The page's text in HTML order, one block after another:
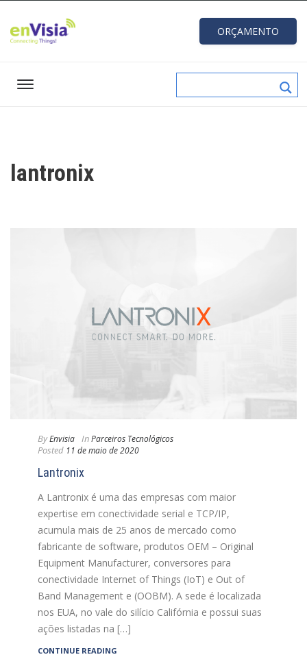
ORÇAMENTO
lantronix
ByEnvisia InParceiros Tecnológicos
Posted 11 de maio de 2020
Lantronix
A Lantronix é uma das empresas com maior
expertise em conectividade serial e TCP/IP,
acumula mais de 25 anos de mercado como
fabricante de software, produtos OEM – Original
Equipment Manufacturer, conversores para
conectividade Internet of Things (IoT) e Out of
Band Management e (OOBM). A sede é localizada
nos EUA, no vale do silício Califórnia e possui suas
ações listadas na […]
CONTINUE READING